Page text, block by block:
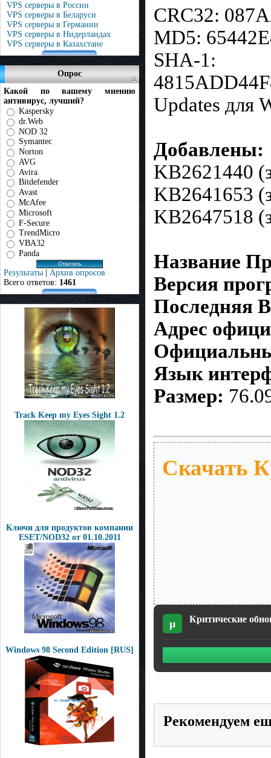
VPS серверы в России
VPS серверы в Беларуси
VPS серверы в Германии
VPS серверы в Нидерландах
VPS серверы в Казахстане
Опрос
Какой по вашему мнению
антивирус, лучший?
Kaspersky
dr.Web
NOD 32
Symantec
Norton
AVG
Avira
Bitdefender
Avast
McAfee
Microsoft
F-Secure
TrendMicro
VBA32
Panda
Результаты | Архив опросов
Всего ответов: 1461
Track Keep my Eyes Sight 1.2
Ключи для продуктов компании
ESET/NOD32 от 01.10.2011
Windows 98 Second Edition [RUS]
CRC32:
MD5:
SHA-1:
Updates для
Добавлены:
KB2621440
KB2641653
KB2647518
Название
Версия
Последняя
Адрес
Язык
Размер:
Скачать
µ Критические
Рекомендуем